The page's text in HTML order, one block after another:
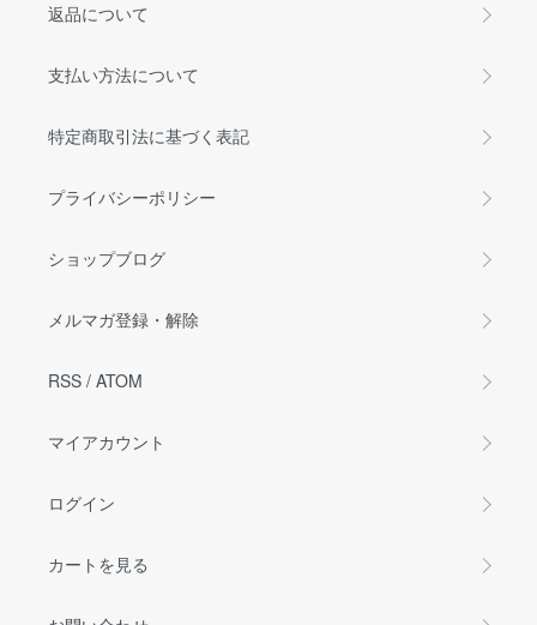
返品について
支払い方法について
特定商取引法に基づく表記
プライバシーポリシー
ショップブログ
メルマガ登録・解除
RSS / ATOM
マイアカウント
ログイン
カートを見る